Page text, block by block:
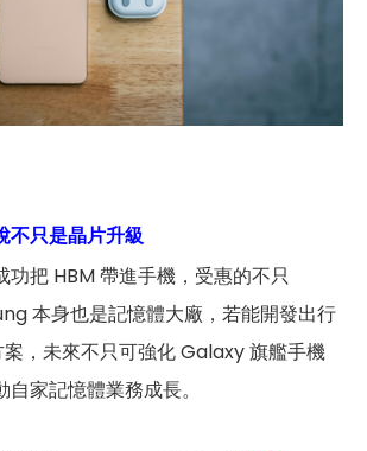
不只是晶片升級
把 HBM 帶進手機，受惠的不只
本身也是記憶體大廠，若能開發出行
，未來不只可強化 Galaxy 旗艦手機
家記憶體業務成長。